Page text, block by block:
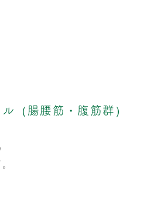
（腸腰筋・腹筋群）